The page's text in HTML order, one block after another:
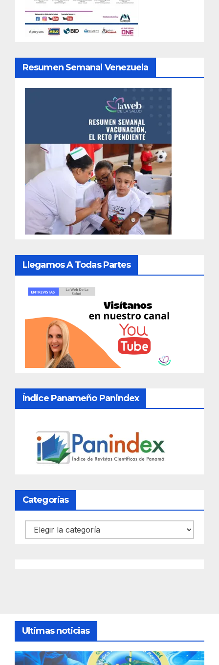
Resumen Semanal Venezuela
Llegamos A Todas Partes
Índice Panameño Panindex
Categorías
Categorías
Ultimas noticias